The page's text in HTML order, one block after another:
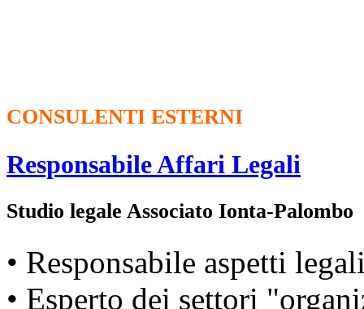
CONSULENTI ESTERNI
Responsabile Affari Legali
Studio legale Associato Ionta-Palombo
• Responsabile aspetti
• Esperto dei settori